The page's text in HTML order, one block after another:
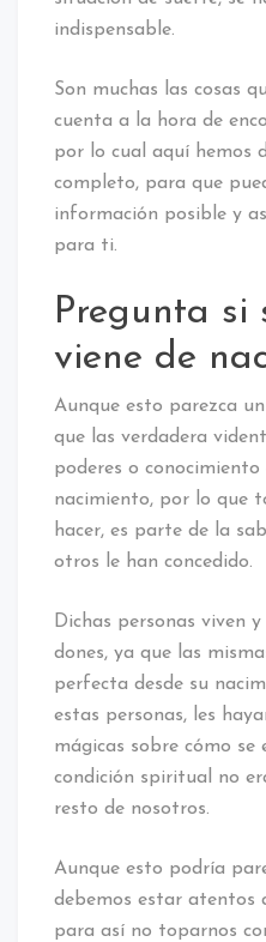
indispensable.
Son muchas las cosas
cuenta a la hora de
por lo cual aquí hemos
completo, para que
información posible y
para ti.
Pregunta si
viene de
Aunque esto parezca
que las verdadera
poderes o conocimiento
nacimiento, por lo que
hacer, es parte de la
otros le han concedido.
Dichas personas viven
dones, ya que las
perfecta desde su
estas personas, les
mágicas sobre cómo se
condición spiritual no
resto de nosotros.
Aunque esto podría
debemos estar atentos
para así no toparnos